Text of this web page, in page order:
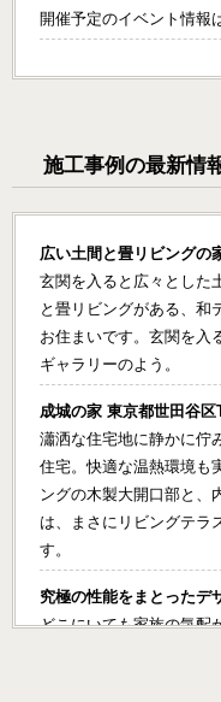
開催予定のイベント情報
施工事例の最新情
広い土間と畳リビングの
玄関を入ると広々とした
と畳リビングがある、和
お住まいです。玄関を入
ギャラリーのよう。
成城の家 東京都世田谷区
瀟洒な住宅地に静かに佇
住宅。快適な温熱環境も
ングの木製大開口部と、
は、まさにリビングテラ
す。
究極の性能をまとったデ
どこにいても家族の気配